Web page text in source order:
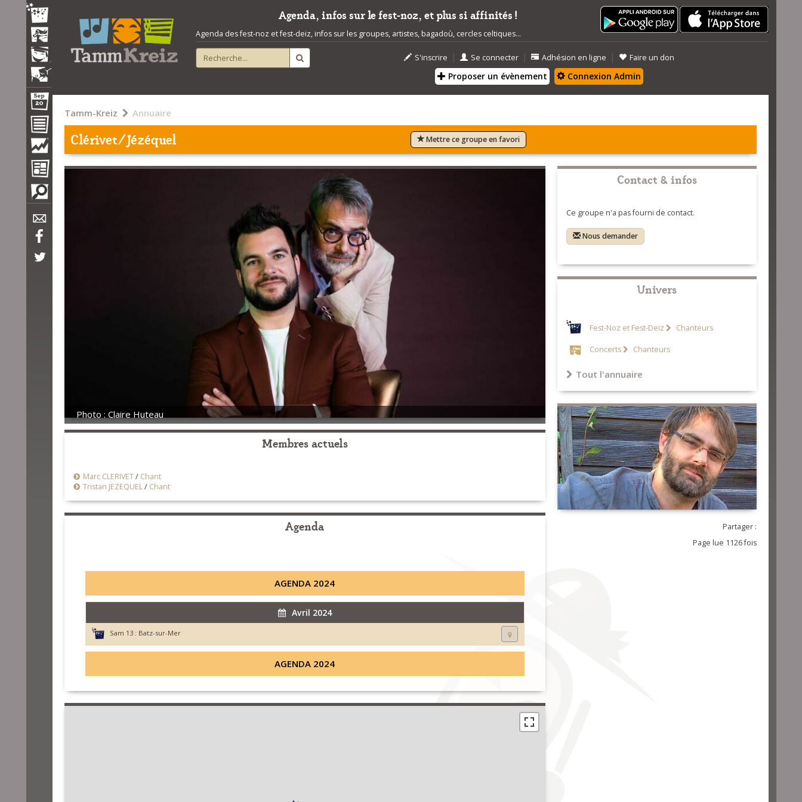
Agenda, infos sur le fest-noz, et plus si affinités !
Agenda des fest-noz et fest-deiz, infos sur les groupes, artistes, bagadoù, cercles celtiques...
S'inscrire | Se connecter | Adhésion en ligne | Faire un don
Proposer un évènement Connexion Admin
Tamm-Kreiz Annuaire
Clérivet/Jézéquel Mettre ce groupe en favori
Photo : Claire Huteau
Membres actuels
Marc CLERIVET/ Chant
Tristan JEZEQUEL/ Chant
Agenda
AGENDA 2024
Avril 2024
Sam 13 : Batz-sur-Mer
AGENDA 2024
Contact & infos
Ce groupe n'a pas fourni de contact.
Nous demander
Univers
Fest-Noz et Fest-Deiz Chanteurs
Concerts Chanteurs
Tout l'annuaire
Partager :
Page lue 1126 fois